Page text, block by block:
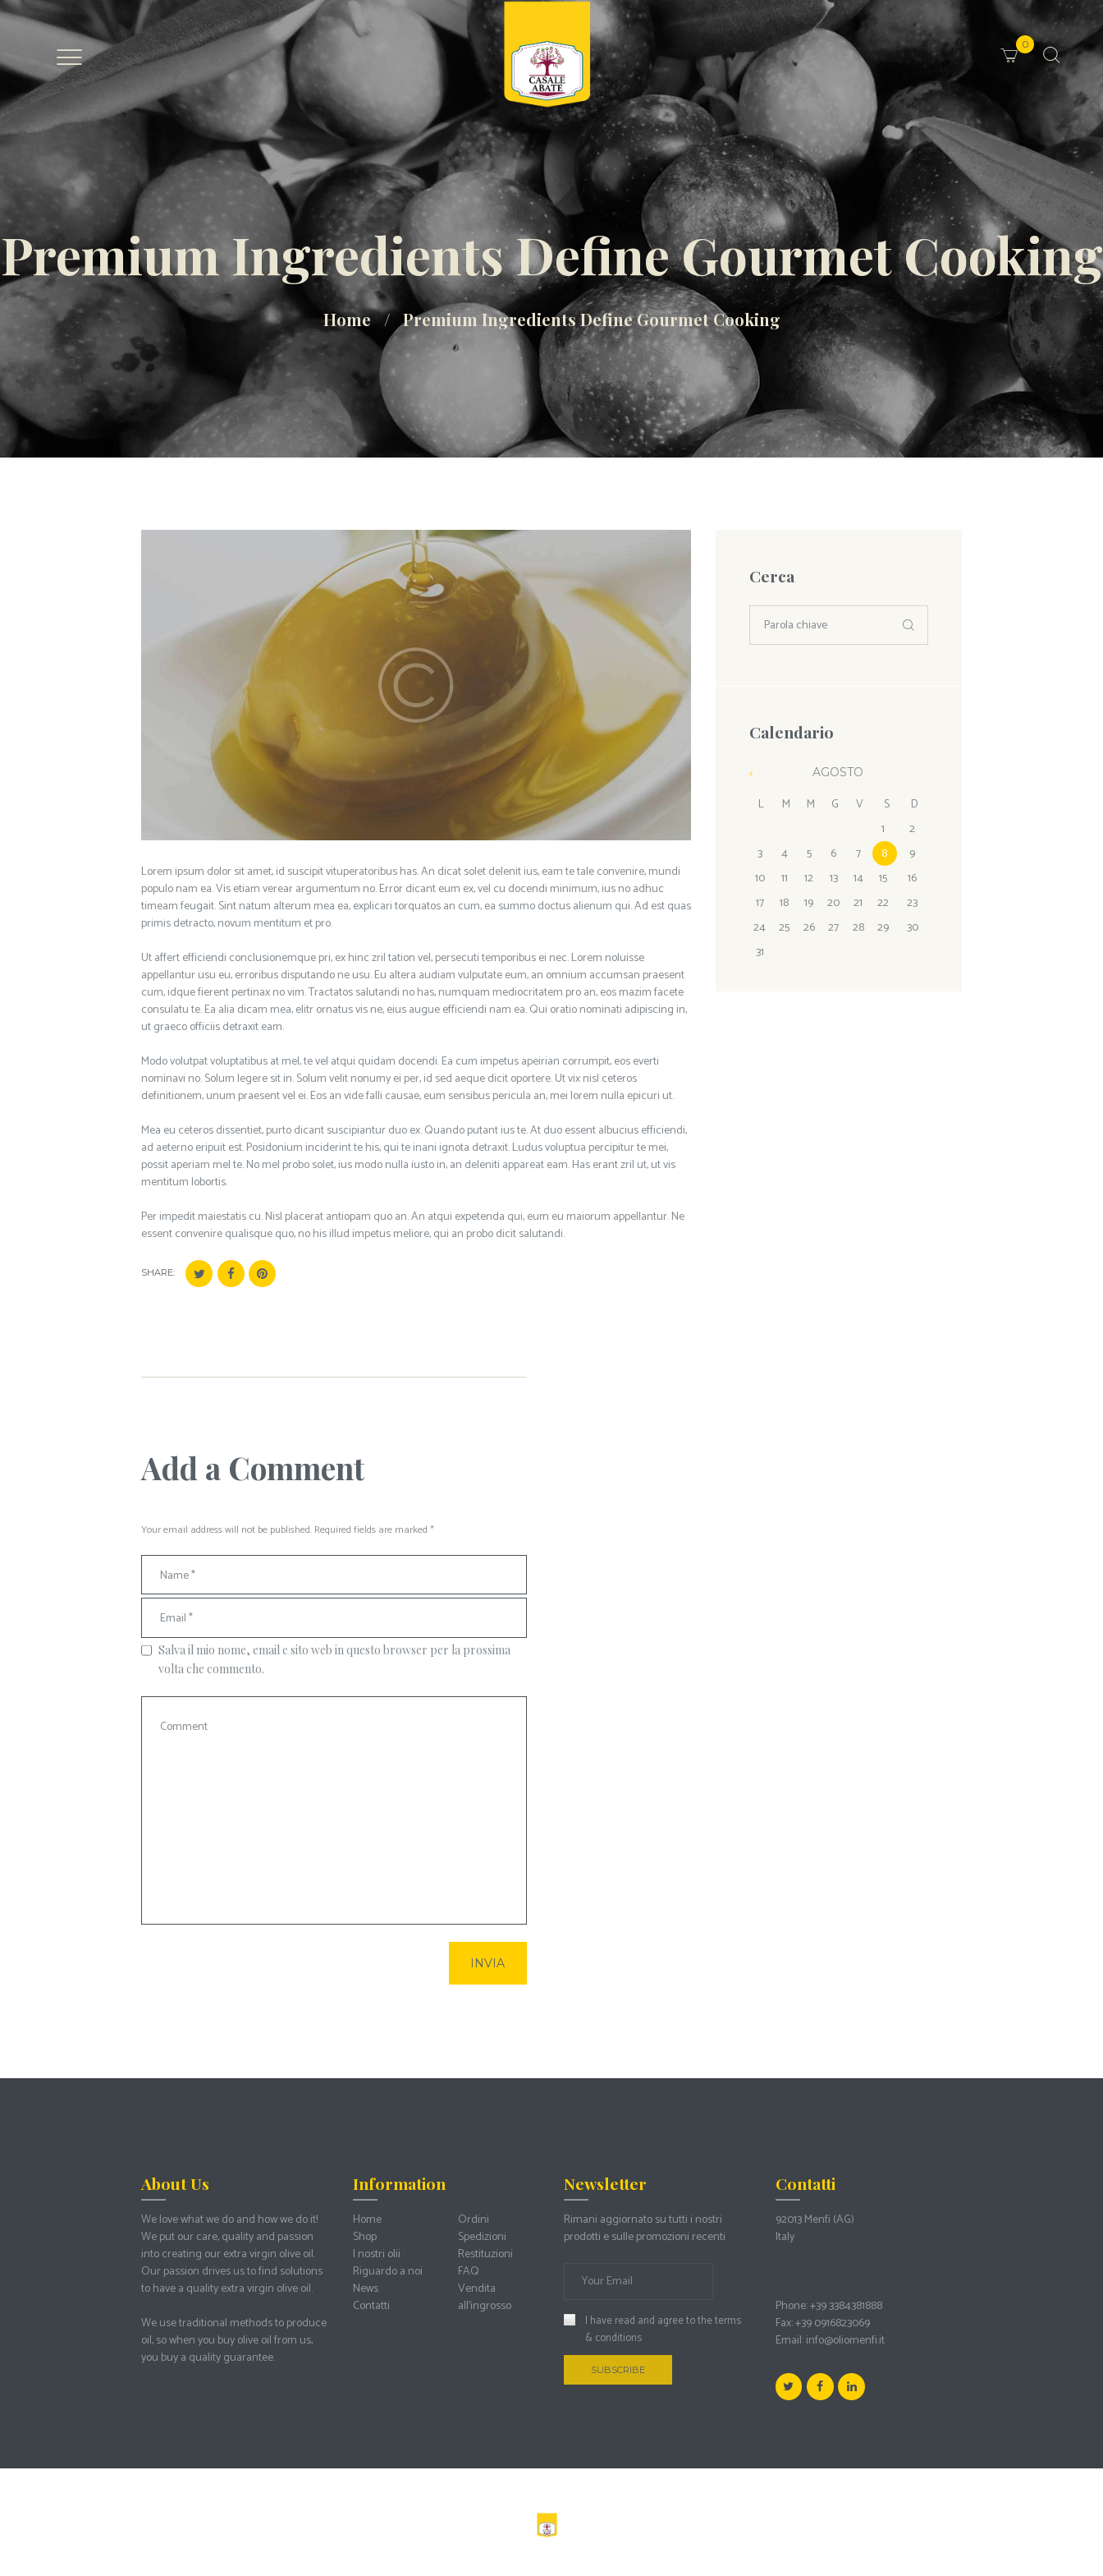
0
Premium Ingredients Define Gourmet Cooking
Home Premium Ingredients Define Gourmet Cooking
Lorem ipsum dolor sit amet, id suscipit vituperatoribus has. An dicat solet delenit ius, eam te tale convenire, mundi
populo nam ea. Vis etiam verear argumentum no. Error dicant eum ex, vel cu docendi minimum, ius no adhuc
timeam feugait. Sint natum alterum mea ea, explicari torquatos an cum, ea summo doctus alienum qui. Ad est quas
primis detracto, novum mentitum et pro.
Ut affert efficiendi conclusionemque pri, ex hinc zril tation vel, persecuti temporibus ei nec. Lorem noluisse
appellantur usu eu, erroribus disputando ne usu. Eu altera audiam vulputate eum, an omnium accumsan praesent
cum, idque fierent pertinax no vim. Tractatos salutandi no has, numquam mediocritatem pro an, eos mazim facete
consulatu te. Ea alia dicam mea, elitr ornatus vis ne, eius augue efficiendi nam ea. Qui oratio nominati adipiscing in,
ut graeco officiis detraxit eam.
Modo volutpat voluptatibus at mel, te vel atqui quidam docendi. Ea cum impetus apeirian corrumpit, eos everti
nominavi no. Solum legere sit in. Solum velit nonumy ei per, id sed aeque dicit oportere. Ut vix nisl ceteros
definitionem, unum praesent vel ei. Eos an vide falli causae, eum sensibus pericula an, mei lorem nulla epicuri ut.
Mea eu ceteros dissentiet, purto dicant suscipiantur duo ex. Quando putant ius te. At duo essent albucius efficiendi,
ad aeterno eripuit est. Posidonium inciderint te his, qui te inani ignota detraxit. Ludus voluptua percipitur te mei,
possit aperiam mel te. No mel probo solet, ius modo nulla iusto in, an deleniti appareat eam. Has erant zril ut, ut vis
mentitum lobortis.
Per impedit maiestatis cu. Nisl placerat antiopam quo an. An atqui expetenda qui, eum eu maiorum appellantur. Ne
essent convenire qualisque quo, no his illud impetus meliore, qui an probo dicit salutandi.
SHARE:
Add a Comment
Your email address will not be published. Required fields are marked *
Salva il mio nome, email e sito web in questo browser per la prossima
volta che commento.
Cerca
Calendario
AGOSTO
L M M G V S
D
1
2
3
4 5 6 7 8
9
10
11 12 13 14 15
16
17
18 19 20 21 22
23
24
25 26 27 28 29
30
31
About Us
We love what we do and how we do it!
We put our care, quality and passion
into creating our extra virgin olive oil.
Our passion drives us to find solutions
to have a quality extra virgin olive oil.
We use traditional methods to produce
oil, so when you buy olive oil from us,
you buy a quality guarantee.
Information
Home
Shop
I nostri olii
Riguardo a noi
News
Contatti
Ordini
Spedizioni
Restituzioni
FAQ
Vendita
all’ingrosso
Newsletter
Rimani aggiornato su tutti i nostri
prodotti e sulle promozioni recenti
I have read and agree to theterms
& conditions
Contatti
92013 Menfi (AG)
Italy
Phone: +39 3384381888
Fax: +39 0916823069
Email:info@oliomenfi.it